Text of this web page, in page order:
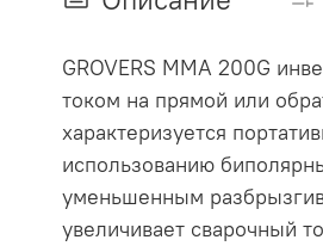
GROVERS MMA 200G
током на прямой или
характеризуется
использованию
уменьшенным
увеличивает сварочный